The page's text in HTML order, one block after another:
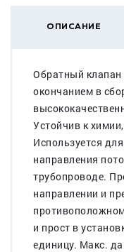
ОПИСАНИЕ
Обратный
окончанием в
Устойчив к
Используется
направления
трубопроводе.
направлении и
и прост в
единицу. Макс.